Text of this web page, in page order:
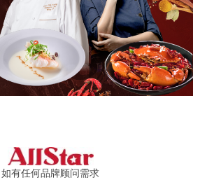
如有任何品牌顾问需求